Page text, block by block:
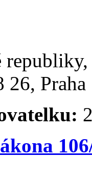
26,